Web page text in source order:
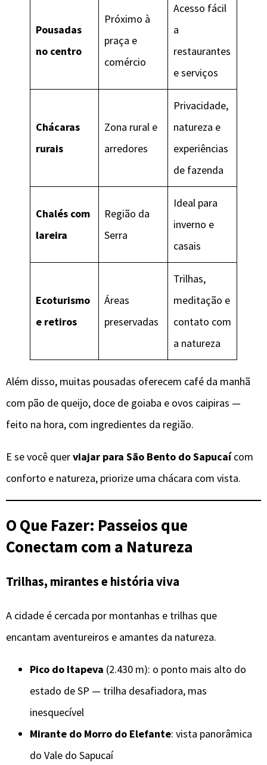
Pousadas
no centro
Próximo à
praça e
comércio
Acesso fácil
a
restaurantes
e serviços
Chácaras
rurais
Zona rural e
arredores
Privacidade,
natureza e
experiências
de fazenda
Chalés com
lareira
Região da
Serra
Ideal para
inverno e
casais
Ecoturismo
e retiros
Áreas
preservadas
Trilhas,
meditação e
contato com
a natureza
Além disso, muitas pousadas oferecem café da manhã
com pão de queijo, doce de goiaba e ovos caipiras —
feito na hora, com ingredientes da região.
E se você querviajar para São Bento do Sapucaícom
conforto e natureza, priorize uma chácara com vista.
O Que Fazer: Passeios que
Conectam com a Natureza
Trilhas, mirantes e história viva
A cidade é cercada por montanhas e trilhas que
encantam aventureiros e amantes da natureza.
Pico do Itapeva (2.430 m): o ponto mais alto do
estado de SP — trilha desafiadora, mas
inesquecível
Mirante do Morro do Elefante: vista panorâmica
do Vale do Sapucaí